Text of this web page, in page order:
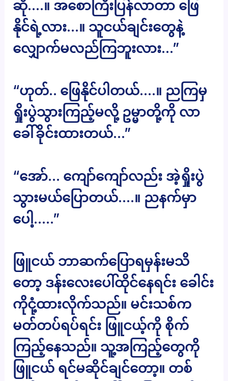
ဆို….။ အစောကြီးပြန်လာတာ ဖြေ
နိုင်ရဲ့လား…။ သူငယ်ချင်းတွေနဲ့
လျှောက်မလည်ကြဘူးလား…”
“ဟုတ်.. ဖြေနိုင်ပါတယ်….။ ညကြမှ
ရှိုးပွဲသွားကြည့်မလို့ ဥမ္မာတို့ကို လာ
ခေါ်ခိုင်းထားတယ်…”
“အော်… ကျော်ကျော်လည်း အဲ့ရှိုးပွဲ
သွားမယ်ပြောတယ်….။ ညနက်မှာ
ပေါ့…..”
ဖြူငယ် ဘာဆက်ပြောရမှန်းမသိ
တော့ ဒန်းလေးပေါ်ထိုင်နေရင်း ခေါင်း
ကိုငုံ့ထားလိုက်သည်။ မင်းသစ်က
မတ်တပ်ရပ်ရင်း ဖြူငယ့်ကို စိုက်
ကြည့်နေသည်။ သူ့အကြည့်တွေကို
ဖြူငယ် ရင်မဆိုင်ချင်တော့။ တစ်